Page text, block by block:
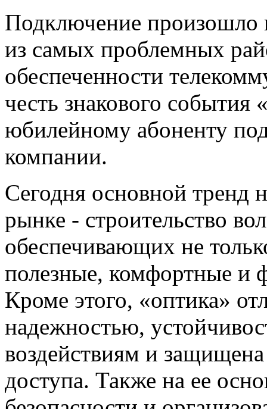
Подключение произошло
из самых проблемных
обеспеченности
честь знакового события
юбилейному абоненту
компании.
Сегодня основной тренд
рынке - строительство
обеспечивающих не
полезные, комфортные и
Кроме этого, «оптика»
надежностью,
воздействиям и
доступа. Также на ее